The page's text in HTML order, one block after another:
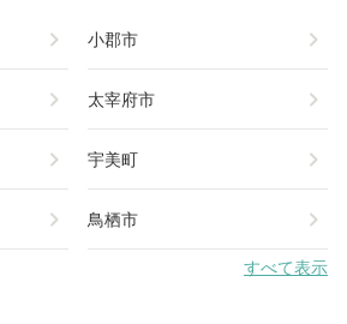
chevron_right 小郡市 chevron_right
chevron_right 太宰府市 chevron_right
chevron_right 宇美町 chevron_right
chevron_right 鳥栖市 chevron_right
すべて表示